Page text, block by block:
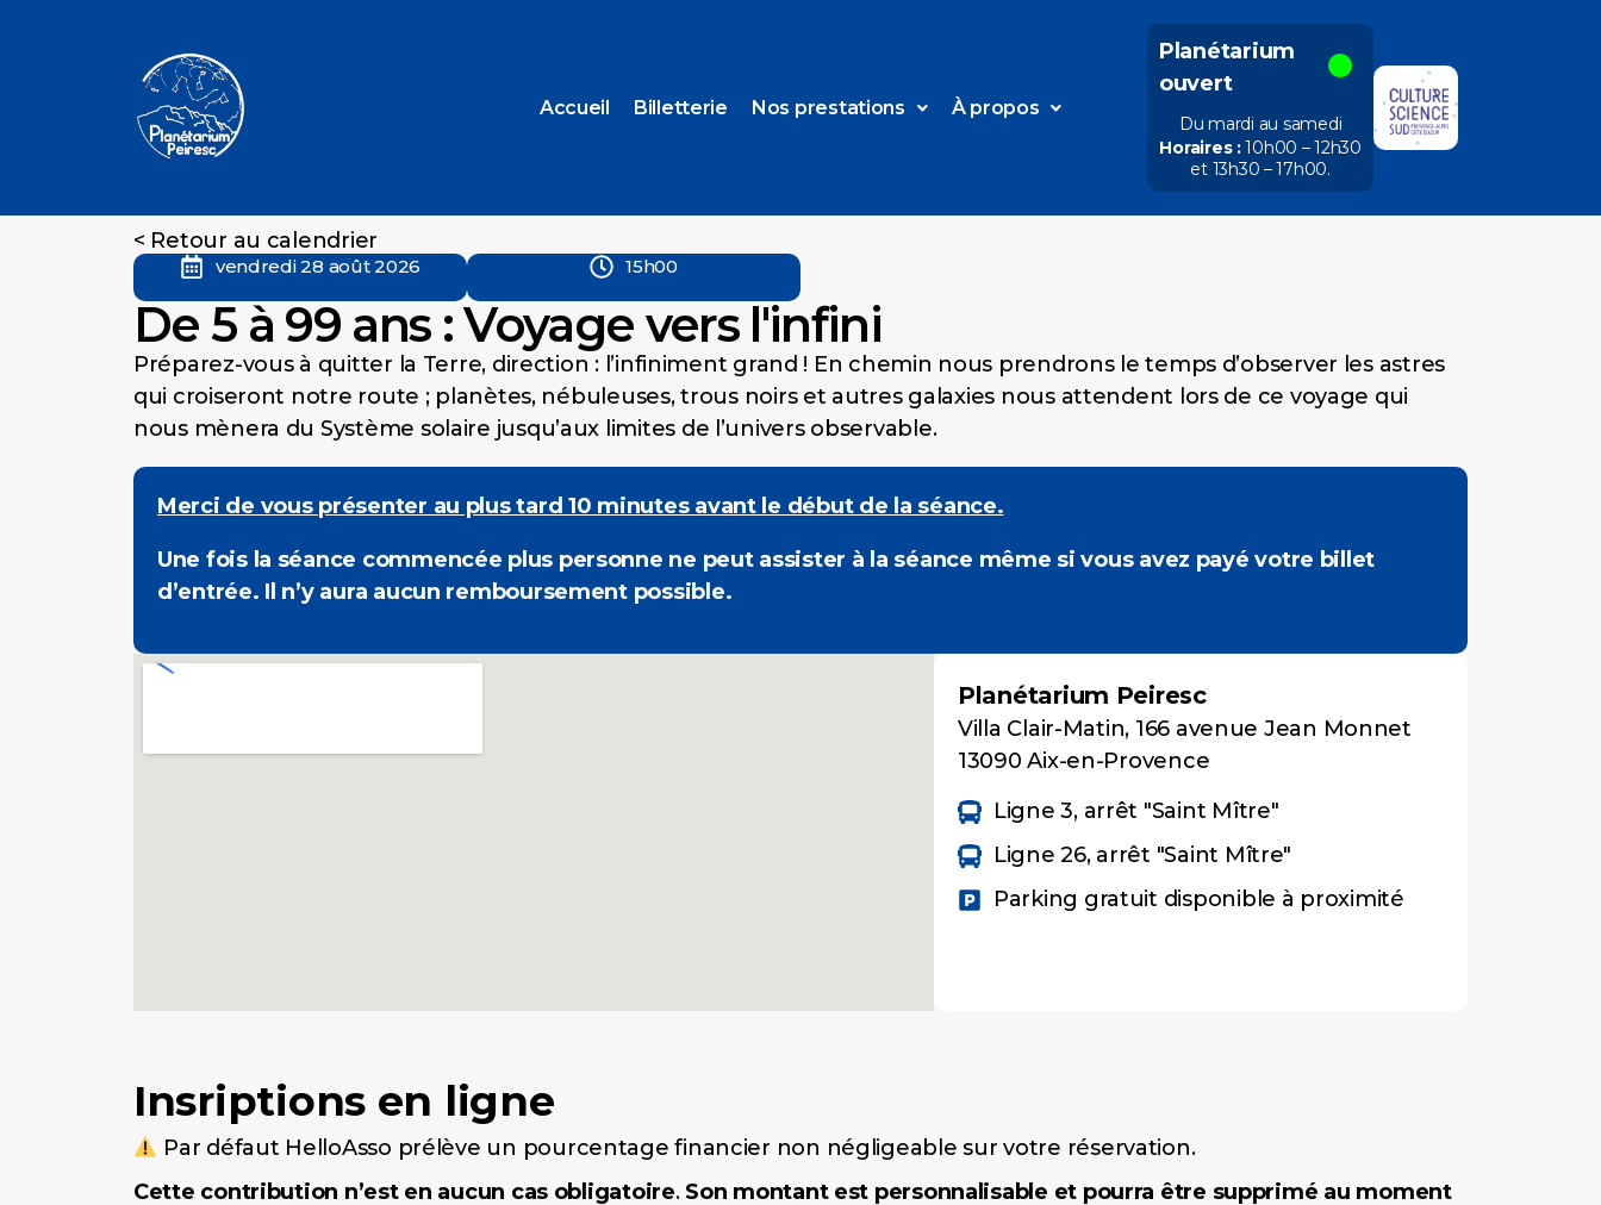
Accueil Billetterie Nos prestations À propos
Planétarium
ouvert
Du mardi au samedi
Horaires : 10h00 – 12h30
et 13h30 – 17h00.
< Retour au calendrier
vendredi 28 août 2026 15h00
De 5 à 99 ans : Voyage vers l'infini
Préparez-vous à quitter la Terre, direction : l’infiniment grand ! En chemin nous prendrons le temps d’observer les astres
qui croiseront notre route ; planètes, nébuleuses, trous noirs et autres galaxies nous attendent lors de ce voyage qui
nous mènera du Système solaire jusqu’aux limites de l’univers observable.
Merci de vous présenter au plus tard 10 minutes avant le début de la séance.
Une fois la séance commencée plus personne ne peut assister à la séance même si vous avez payé votre billet
d’entrée. Il n’y aura aucun remboursement possible.
Planétarium Peiresc
Villa Clair-Matin, 166 avenue Jean Monnet
13090 Aix-en-Provence
Ligne 3, arrêt "Saint Mître"
Ligne 26, arrêt "Saint Mître"
Parking gratuit disponible à proximité
Insriptions en ligne
Par défaut HelloAsso prélève un pourcentage financier non négligeable sur votre réservation.
Cette contribution n’est en aucun cas obligatoire. Son montant est personnalisable et pourra être supprimé au moment